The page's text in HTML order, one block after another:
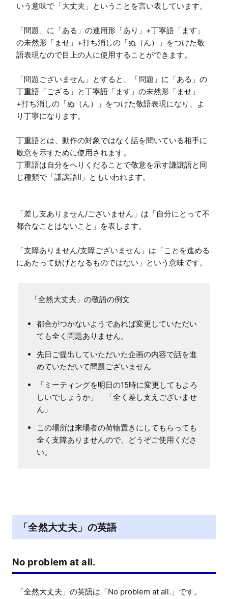
いう意味で「大丈夫」ということを言い表しています。
「問題」に「ある」の連用形「あり」+丁寧語「ます」
の未然形「ませ」+打ち消しの「ぬ（ん）」をつけた敬
語表現なので目上の人に使用することができます。
「問題ございません」とすると、「問題」に「ある」の
丁重語「ござる」と丁寧語「ます」の未然形「ませ」
+打ち消しの「ぬ（ん）」をつけた敬語表現になり、よ
り丁寧になります。
丁重語とは、動作の対象ではなく話を聞いている相手に
敬意を示すために使用されます。
丁重語は自分をへりくだることで敬意を示す謙譲語と同
じ種類で「謙譲語Ⅱ」ともいわれます。
「差し支ありません/ございません」は「自分にとって不
都合なことはないこと」を表します。
「支障ありません/支障ございません」は「ことを進める
「全然大丈夫」の敬語の例文
都合がつかないようであれば変更していただい
ても全く問題ありません。
先日ご提出していただいた企画の内容で話を進
めていただいて問題ございません
「ミーティングを明日の15時に変更してもよろ
しいでしょうか」 「全く差し支えございませ
ん」
この場所は来場者の荷物置きにしてもらっても
全く支障ありませんので、どうぞご使用くださ
い。
「全然大丈夫」の英語
No problem at all.
「全然大丈夫」の英語は「No problem at all.」です。